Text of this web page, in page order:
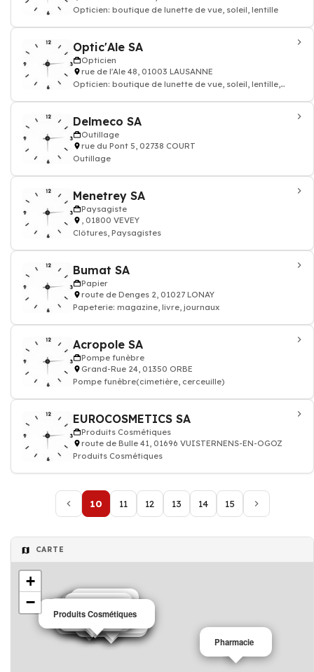
Opticien: boutique de lunette de vue, soleil, lentille
Optic'Ale SA
Opticien
rue de l'Ale 48, 01003 LAUSANNE
Opticien: boutique de lunette de vue, soleil, lentille,
Delmeco SA
Outillage
rue du Pont 5, 02738 COURT
Outillage
Menetrey SA
Paysagiste
, 01800 VEVEY
Clôtures, Paysagistes
Bumat SA
Papier
route de Denges 2, 01027 LONAY
Papeterie: magazine, livre, journaux
Acropole SA
Pompe funèbre
Grand-Rue 24, 01350 ORBE
Pompe funèbre(cimetière, cerceuille)
EUROCOSMETICS SA
Produits Cosmétiques
route de Bulle 41, 01696 VUISTERNENS-EN-OGOZ
Produits Cosmétiques
10 11 12 13 14 15
CARTE
PeinturePeinture
Peinture
Paysagiste
Peinture
PeinturePharmacie
Pharmacie
Peinture
Pharmacie
Pharmacie
Opticien
Opticien
Paysagiste
Papier
Pompe funèbre
Produits Cosmétiques
+
−